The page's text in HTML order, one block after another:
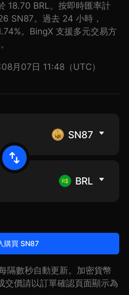
18.70 BRL。按即時匯率計
SN87。過去 24 小時，
。BingX 支援多元交易方
月07日 11:48（UTC）
SN87
BRL
購買 SN87
隔數秒自動更新。加密貨幣
交價請以訂單確認頁面顯示為